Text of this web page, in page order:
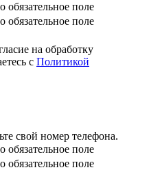
обязательное поле
обязательное поле
на обработку
с Политикой
свой номер телефона.
обязательное поле
обязательное поле